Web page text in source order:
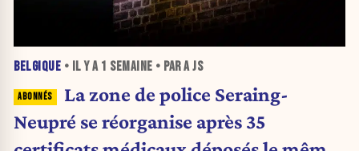
BELGIQUE • IL Y A 1 SEMAINE • PAR A JS
La zone de police Seraing-
Neupré se réorganise après 35